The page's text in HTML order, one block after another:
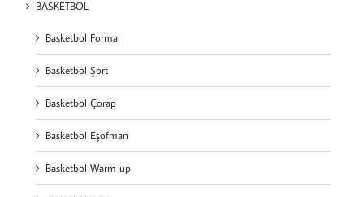
BASKETBOL
Basketbol Forma
Basketbol Şort
Basketbol Çorap
Basketbol Eşofman
Basketbol Warm up